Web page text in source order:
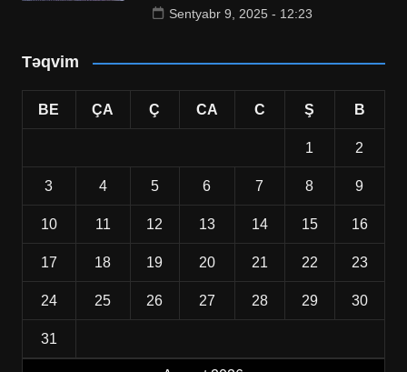
Sentyabr 9, 2025 - 12:23
Təqvim
BE ÇA Ç CA C Ş B
1 2
3 4 5 6 7 8 9
10 11 12 13 14 15 16
17 18 19 20 21 22 23
24 25 26 27 28 29 30
31